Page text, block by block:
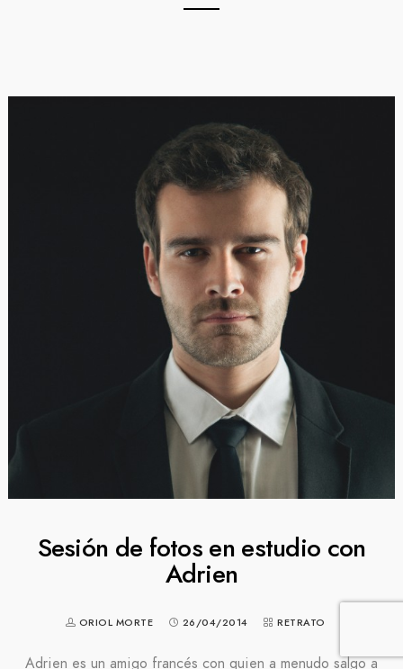
Sesión de fotos en estudio con
Adrien
ORIOL MORTE 26/04/2014 RETRATO
Adrien es un amigo francés con quien a menudo salgo a